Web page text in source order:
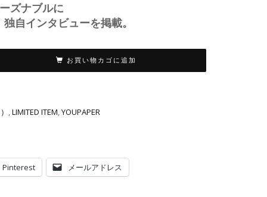
ズナブルに
自インタビューを掲載。
お買い物カゴに追加
,LIMITED ITEM,YOUPAPER
Pinterest メールアドレス